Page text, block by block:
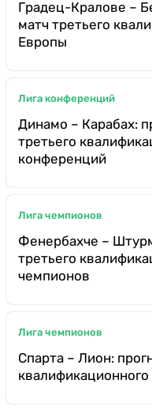
Градец-Кралове –
матч третьего
Европы
Лига конференций
Динамо – Карабах:
третьего
конференций
Лига чемпионов
Фенербахче –
третьего
чемпионов
Лига чемпионов
Спарта – Лион: